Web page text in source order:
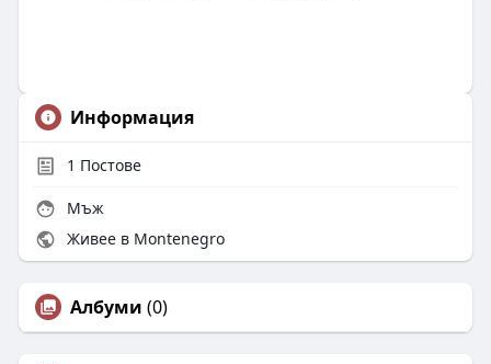
Информация
1 Постове
Мъж
Живее в Montenegro
Албуми (0)